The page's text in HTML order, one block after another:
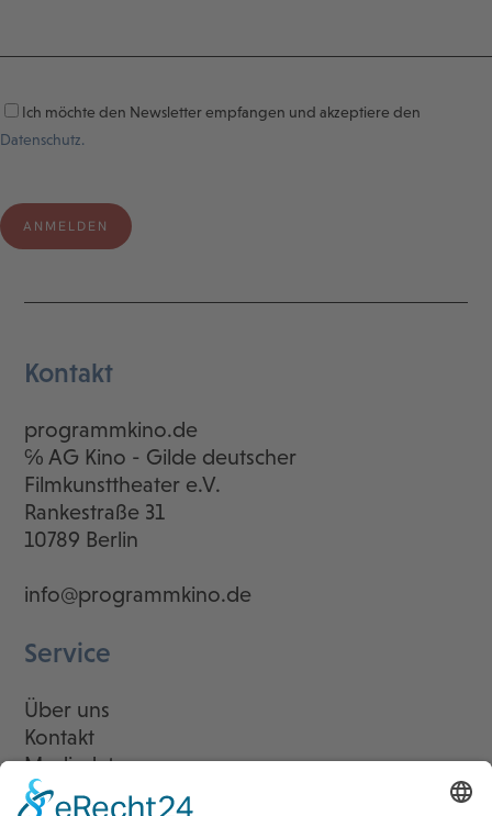
Ich möchte den Newsletter empfangen und akzeptiere den
Datenschutz.
Kontakt
programmkino.de
℅ AG Kino - Gilde deutscher
Filmkunsttheater e.V.
Rankestraße 31
10789 Berlin
info@programmkino.de
Service
Über uns
Kontakt
Mediadaten
Newsletter